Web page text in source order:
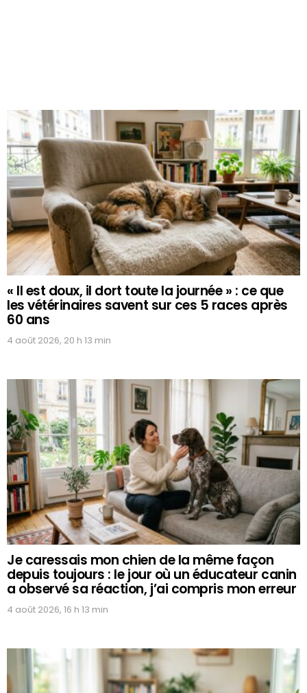
« Il est doux, il dort toute la journée » : ce que
les vétérinaires savent sur ces 5 races après
60 ans
4 août 2026, 20 h 13 min
Je caressais mon chien de la même façon
depuis toujours : le jour où un éducateur canin
a observé sa réaction, j’ai compris mon erreur
4 août 2026, 16 h 13 min